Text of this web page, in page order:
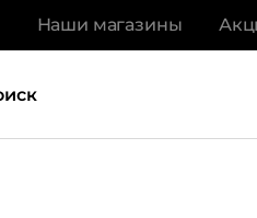
Наши магазины